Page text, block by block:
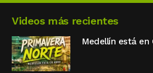
Videos más recientes
Medellín está en